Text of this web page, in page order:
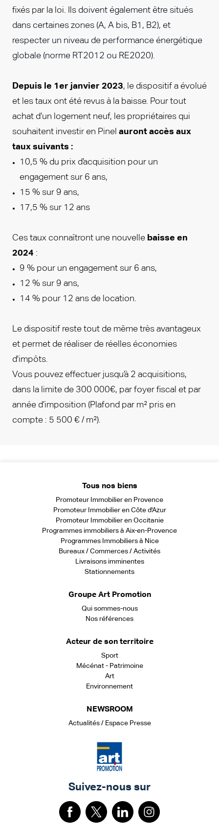
fixés par la loi. Ils doivent également être situés
dans certaines zones (A, A bis, B1, B2), et
respecter un niveau de performance énergétique
globale (norme RT2012 ou RE2020).
Depuis le 1er janvier 2023, le dispositif a évolué
et les taux ont été revus à la baisse. Pour tout
achat d’un logement neuf, les propriétaires qui
souhaitent investir en Pinel auront accès aux
taux suivants :
10,5 % du prix d’acquisition pour un
engagement sur 6 ans,
15 % sur 9 ans,
17,5 % sur 12 ans
Ces taux connaîtront une nouvelle baisse en
2024 :
9 % pour un engagement sur 6 ans,
12 % sur 9 ans,
14 % pour 12 ans de location.
Le dispositif reste tout de même très avantageux
et permet de réaliser de réelles économies
d'impôts.
Vous pouvez effectuer jusqu’à 2 acquisitions,
dans la limite de 300 000€, par foyer fiscal et par
année d’imposition (Plafond par m² pris en
compte : 5 500 € / m²).
Tous nos biens
Promoteur Immobilier en Provence
Promoteur Immobilier en Côte d'Azur
Promoteur Immobilier en Occitanie
Programmes immobiliers à Aix-en-Provence
Programmes Immobiliers à Nice
Bureaux / Commerces / Activités
Livraisons imminentes
Stationnements
Groupe Art Promotion
Qui sommes-nous
Nos références
Acteur de son territoire
Sport
Mécénat - Patrimoine
Art
Environnement
NEWSROOM
Actualités / Espace Presse
Suivez-nous sur